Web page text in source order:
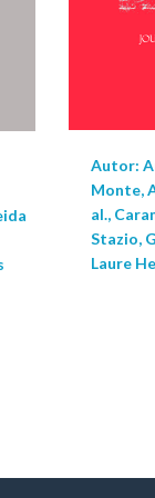
Autor:
Monte,
al.,
Stazio,
Laure